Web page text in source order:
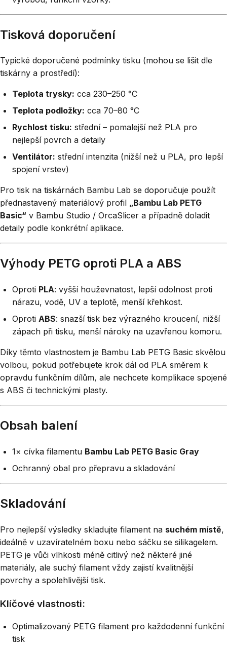
Tisková doporučení
Typické doporučené podmínky tisku (mohou se lišit dle
tiskárny a prostředí):
Teplota trysky: cca 230–250 °C
Teplota podložky: cca 70–80 °C
Rychlost tisku: střední – pomalejší než PLA pro
nejlepší povrch a detaily
Ventilátor: střední intenzita (nižší než u PLA, pro lepší
spojení vrstev)
Pro tisk na tiskárnách Bambu Lab se doporučuje použít
přednastavený materiálový profil „Bambu Lab PETG
Basic“ v Bambu Studio / OrcaSlicer a případně doladit
detaily podle konkrétní aplikace.
Výhody PETG oproti PLA a ABS
Oproti PLA: vyšší houževnatost, lepší odolnost proti
nárazu, vodě, UV a teplotě, menší křehkost.
Oproti ABS: snazší tisk bez výrazného kroucení, nižší
zápach při tisku, menší nároky na uzavřenou komoru.
Díky těmto vlastnostem je Bambu Lab PETG Basic skvělou
volbou, pokud potřebujete krok dál od PLA směrem k
opravdu funkčním dílům, ale nechcete komplikace spojené
s ABS či technickými plasty.
Obsah balení
1× cívka filamentu Bambu Lab PETG Basic Gray
Ochranný obal pro přepravu a skladování
Skladování
Pro nejlepší výsledky skladujte filament na suchém místě,
ideálně v uzavíratelném boxu nebo sáčku se silikagelem.
PETG je vůči vlhkosti méně citlivý než některé jiné
materiály, ale suchý filament vždy zajistí kvalitnější
povrchy a spolehlivější tisk.
Klíčové vlastnosti:
Optimalizovaný PETG filament pro každodenní funkční
tisk